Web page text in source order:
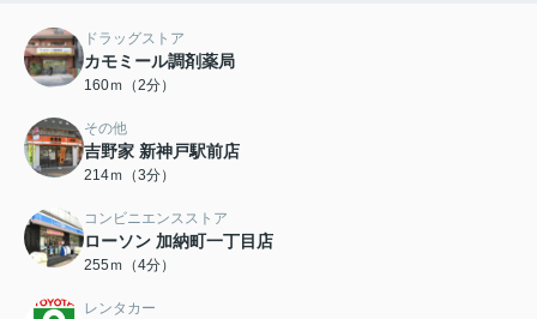
ドラッグストア
カモミール調剤薬局
160ｍ（2分）
その他
吉野家 新神戸駅前店
214ｍ（3分）
コンビニエンスストア
ローソン 加納町一丁目店
255ｍ（4分）
レンタカー